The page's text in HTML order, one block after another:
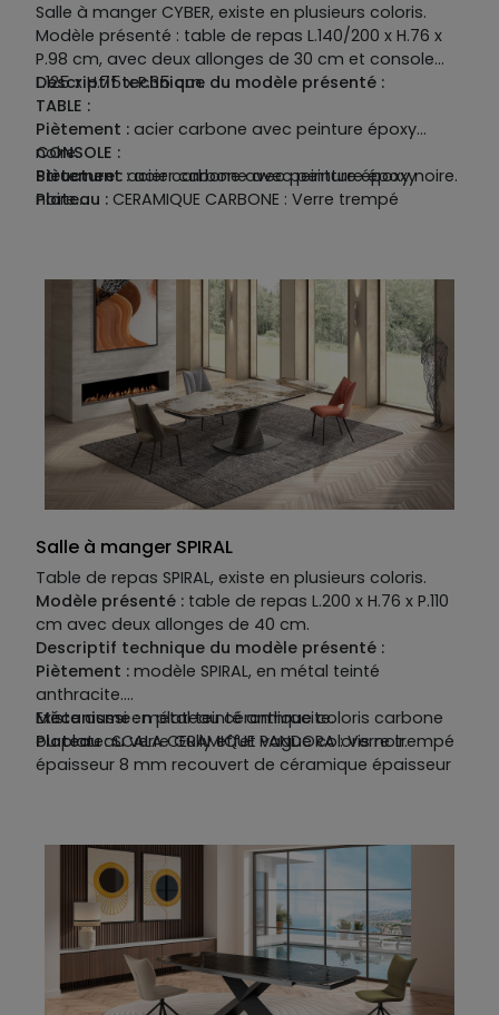
Salle à manger CYBER, existe en plusieurs coloris.
Modèle présenté : table de repas L.140/200 x H.76 x
P.98 cm, avec deux allonges de 30 cm et console
L.125 x H.75 x P.35 cm.
Descriptif technique du modèle présenté :
TABLE :
Piètement : acier carbone avec peinture époxy
noire.
Structure : acier carbone avec peinture époxy noire.
Plateau : CERAMIQUE CARBONE : Verre trempé
effet marbre mat et céramique coloris noir désir.
CONSOLE :
Piètement :acier carbone avec peinture époxy
noire.
Existe uniquement en céramique coloris carbone.
Salle à manger SPIRAL
Table de repas SPIRAL, existe en plusieurs coloris.
Modèle présenté : table de repas L.200 x H.76 x P.110
cm avec deux allonges de 40 cm.
Descriptif technique du modèle présenté :
Piètement : modèle SPIRAL, en métal teinté
anthracite.
Mécanisme :métal teinté anthracite.
Plateau: SCALA CERAMIQUE PANDORA : Verre trempé
épaisseur 8 mm recouvert de céramique épaisseur
Existe aussi en plateau céramique coloris carbone
ou plateau verre Gully effet vague coloris noir.